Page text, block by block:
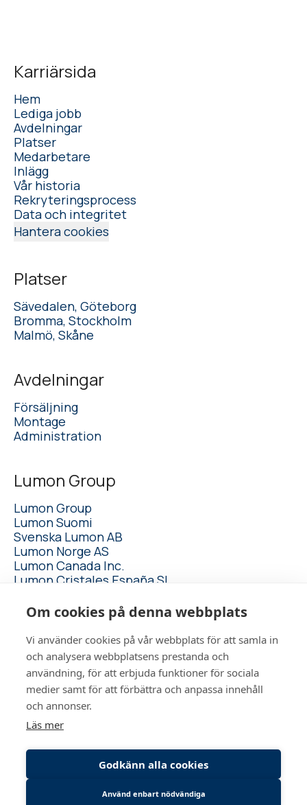
Om cookies på denna webbplats
Vi använder cookies på vår webbplats för att samla in
och analysera webbplatsens prestanda och
användning, för att erbjuda funktioner för sociala
medier samt för att förbättra och anpassa innehåll
och annonser.
Läs mer
Godkänn alla cookies
Använd enbart nödvändiga
Karriärsida
Hem
Lediga jobb
Avdelningar
Platser
Medarbetare
Inlägg
Vår historia
Rekryteringsprocess
Data och integritet
Hantera cookies
Platser
Sävedalen, Göteborg
Bromma, Stockholm
Malmö, Skåne
Avdelningar
Försäljning
Montage
Administration
Lumon Group
Lumon Group
Lumon Suomi
Svenska Lumon AB
Lumon Norge AS
Lumon Canada Inc.
Lumon Cristales España SL
lumon.se